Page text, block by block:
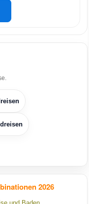
2026